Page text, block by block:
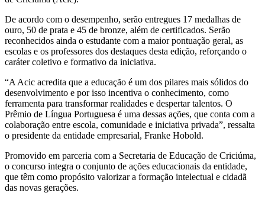
De acordo com o desempenho, serão entregues 17 medalhas de
ouro, 50 de prata e 45 de bronze, além de certificados. Serão
reconhecidos ainda o estudante com a maior pontuação geral, as
escolas e os professores dos destaques desta edição, reforçando o
caráter coletivo e formativo da iniciativa.
“A Acic acredita que a educação é um dos pilares mais sólidos do
desenvolvimento e por isso incentiva o conhecimento, como
ferramenta para transformar realidades e despertar talentos. O
Prêmio de Língua Portuguesa é uma dessas ações, que conta com a
colaboração entre escola, comunidade e iniciativa privada”, ressalta
o presidente da entidade empresarial, Franke Hobold.
Promovido em parceria com a Secretaria de Educação de Criciúma,
o concurso integra o conjunto de ações educacionais da entidade,
que têm como propósito valorizar a formação intelectual e cidadã
das novas gerações.